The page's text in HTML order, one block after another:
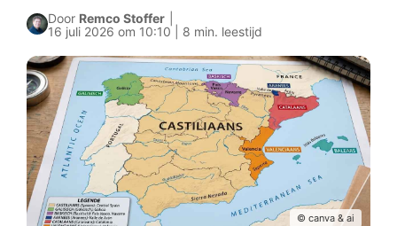
Door Remco Stoffer
16 juli 2026 om 10:10 | 8 min. leestijd
© canva & ai